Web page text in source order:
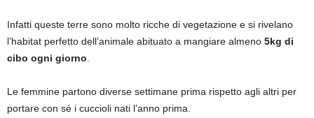
Infatti queste terre sono molto ricche di vegetazione e si rivelano
l’habitat perfetto dell’animale abituato a mangiare almeno 5kg di
cibo ogni giorno
Le femmine partono diverse settimane prima rispetto agli altri per
portare con sé i cuccioli nati l’anno prima.